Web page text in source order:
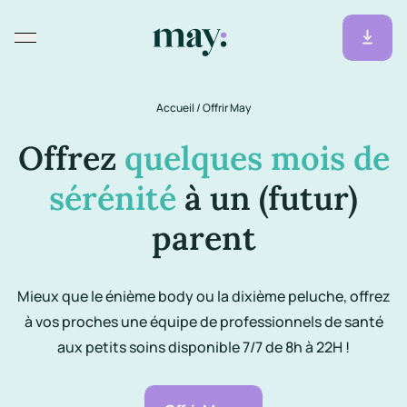
Accueil/Offrir May
Offrez quelques mois de
sérénité à un (futur)
parent
Mieux que le énième body ou la dixième peluche, offrez
à vos proches une équipe de professionnels de santé
aux petits soins disponible 7/7 de 8h à 22H !